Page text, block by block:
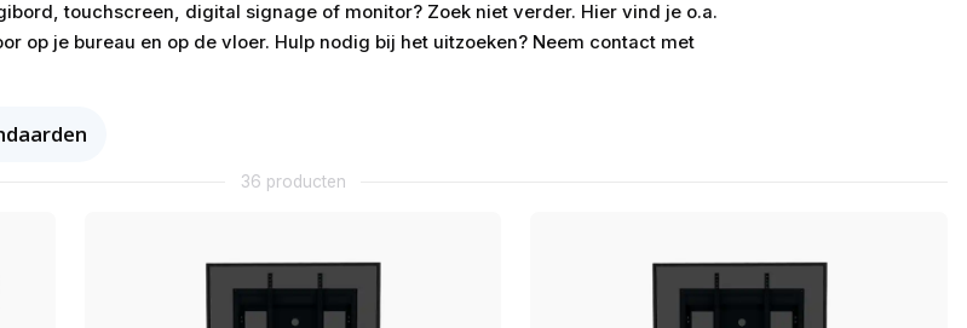
touchscreen, digital signage of monitor? Zoek niet verder. Hier vind je o.a.
op je bureau en op de vloer. Hulp nodig bij het uitzoeken? Neem contact met
36 producten